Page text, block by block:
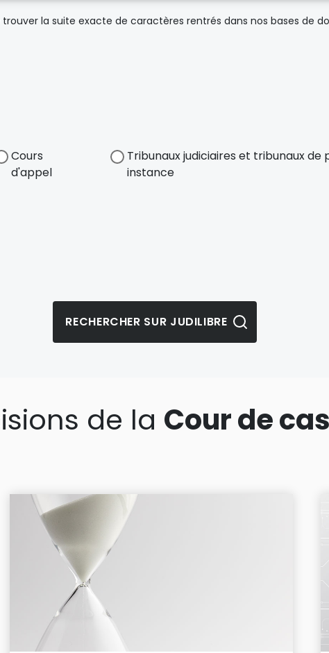
la suite exacte de caractères rentrés dans nos bases de
Cours
d'appel
Tribunaux judiciaires et tribunaux de
instance
de la Cour de